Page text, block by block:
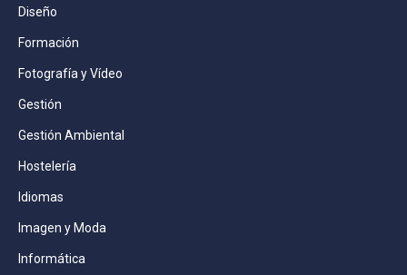
Diseño
Formación
Fotografía y Vídeo
Gestión
Gestión Ambiental
Hostelería
Idiomas
Imagen y Moda
Informática